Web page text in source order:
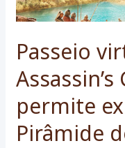
Passeio
permite
Pirâmide